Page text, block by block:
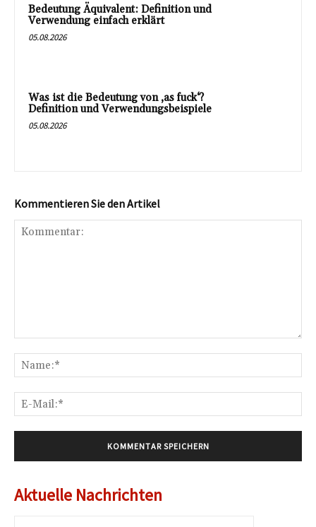
Bedeutung Äquivalent: Definition und
Verwendung einfach erklärt
05.08.2026
Was ist die Bedeutung von ‚as fuck‘?
Definition und Verwendungsbeispiele
05.08.2026
Kommentieren Sie den Artikel
Aktuelle Nachrichten